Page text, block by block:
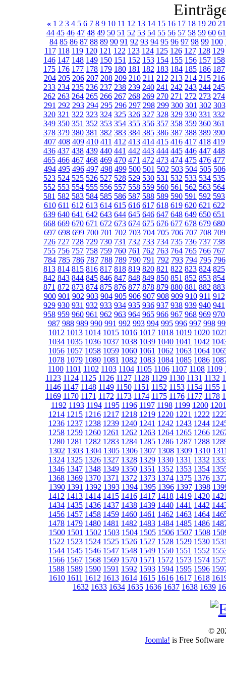
« 1 2 3 4 5 6 7 8 9 10 11 12 13 14 15 16 17 18 19 20 21
44 45 46 47 48 49 50 51 52 53 54 55 56 57 58 59 60 61
84 85 86 87 88 89 90 91 92 93 94 95 96 97 98 99 100
117 118 119 120 121 122 123 124 125 126 127 128 129
146 147 148 149 150 151 152 153 154 155 156 157 158
175 176 177 178 179 180 181 182 183 184 185 186 187
204 205 206 207 208 209 210 211 212 213 214 215 216
233 234 235 236 237 238 239 240 241 242 243 244 245
262 263 264 265 266 267 268 269 270 271 272 273 274
291 292 293 294 295 296 297 298 299 300 301 302 303
320 321 322 323 324 325 326 327 328 329 330 331 332
349 350 351 352 353 354 355 356 357 358 359 360 361
378 379 380 381 382 383 384 385 386 387 388 389 390
407 408 409 410 411 412 413 414 415 416 417 418 419
436 437 438 439 440 441 442 443 444 445 446 447 448
465 466 467 468 469 470 471 472 473 474 475 476 477
494 495 496 497 498 499 500 501 502 503 504 505 506
523 524 525 526 527 528 529 530 531 532 533 534 535
552 553 554 555 556 557 558 559 560 561 562 563 564
581 582 583 584 585 586 587 588 589 590 591 592 593
610 611 612 613 614 615 616 617 618 619 620 621 622
639 640 641 642 643 644 645 646 647 648 649 650 651
668 669 670 671 672 673 674 675 676 677 678 679 680
697 698 699 700 701 702 703 704 705 706 707 708 709
726 727 728 729 730 731 732 733 734 735 736 737 738
755 756 757 758 759 760 761 762 763 764 765 766 767
784 785 786 787 788 789 790 791 792 793 794 795 796
813 814 815 816 817 818 819 820 821 822 823 824 825
842 843 844 845 846 847 848 849 850 851 852 853 854
871 872 873 874 875 876 877 878 879 880 881 882 883
900 901 902 903 904 905 906 907 908 909 910 911 912
929 930 931 932 933 934 935 936 937 938 939 940 941
958 959 960 961 962 963 964 965 966 967 968 969 970
987 988 989 990 991 992 993 994 995 996 997 998
1012 1013 1014 1015 1016 1017 1018 1019 1020
1034 1035 1036 1037 1038 1039 1040 1041 1042
1056 1057 1058 1059 1060 1061 1062 1063 1064
1078 1079 1080 1081 1082 1083 1084 1085 1086
1100 1101 1102 1103 1104 1105 1106 1107 1108 1109
1123 1124 1125 1126 1127 1128 1129 1130 1131 1132
1146 1147 1148 1149 1150 1151 1152 1153 1154 1155
1169 1170 1171 1172 1173 1174 1175 1176 1177 1178
1192 1193 1194 1195 1196 1197 1198 1199 1200 1201
1214 1215 1216 1217 1218 1219 1220 1221 1222
1236 1237 1238 1239 1240 1241 1242 1243 1244
1258 1259 1260 1261 1262 1263 1264 1265 1266
1280 1281 1282 1283 1284 1285 1286 1287 1288
1302 1303 1304 1305 1306 1307 1308 1309 1310
1324 1325 1326 1327 1328 1329 1330 1331 1332
1346 1347 1348 1349 1350 1351 1352 1353 1354
1368 1369 1370 1371 1372 1373 1374 1375 1376
1390 1391 1392 1393 1394 1395 1396 1397 1398
1412 1413 1414 1415 1416 1417 1418 1419 1420
1434 1435 1436 1437 1438 1439 1440 1441 1442
1456 1457 1458 1459 1460 1461 1462 1463 1464
1478 1479 1480 1481 1482 1483 1484 1485 1486
1500 1501 1502 1503 1504 1505 1506 1507 1508
1522 1523 1524 1525 1526 1527 1528 1529 1530
1544 1545 1546 1547 1548 1549 1550 1551 1552
1566 1567 1568 1569 1570 1571 1572 1573 1574
1588 1589 1590 1591 1592 1593 1594 1595 1596
1610 1611 1612 1613 1614 1615 1616 1617 1618
1632 1633 1634 1635 1636 1637 1638 1639
©
Joomla! is Free